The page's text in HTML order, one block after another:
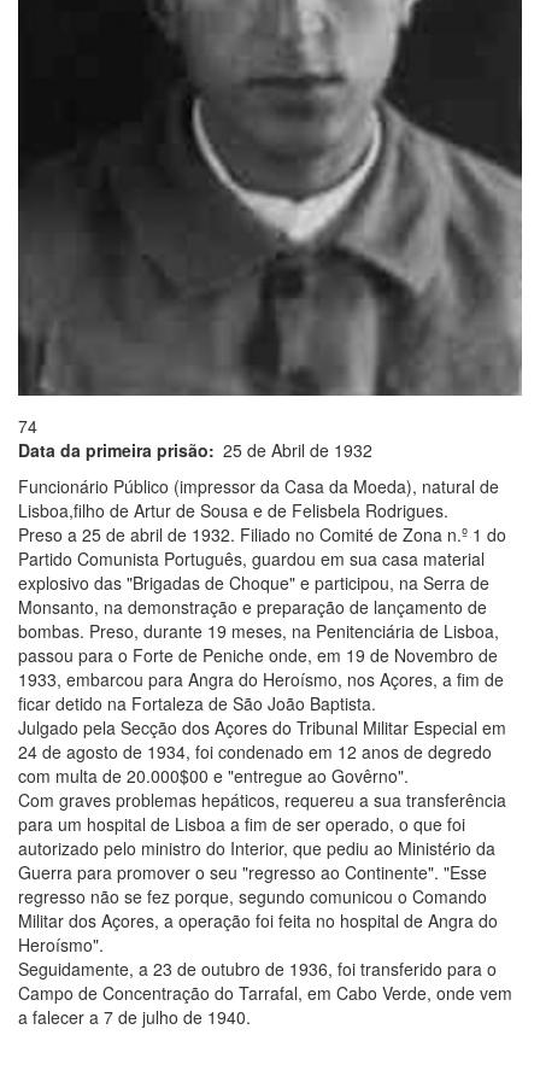
74
Data da primeira prisão
25 de Abril de 1932
Funcionário Público (impressor da Casa da Moeda), natural de
Lisboa,filho de Artur de Sousa e de Felisbela Rodrigues.
Preso a 25 de abril de 1932. Filiado no Comité de Zona n.º 1 do
Partido Comunista Português, guardou em sua casa material
explosivo das "Brigadas de Choque" e participou, na Serra de
Monsanto, na demonstração e preparação de lançamento de
bombas. Preso, durante 19 meses, na Penitenciária de Lisboa,
passou para o Forte de Peniche onde, em 19 de Novembro de
1933, embarcou para Angra do Heroísmo, nos Açores, a fim de
ficar detido na Fortaleza de São João Baptista.
Julgado pela Secção dos Açores do Tribunal Militar Especial em
24 de agosto de 1934, foi condenado em 12 anos de degredo
com multa de 20.000$00 e "entregue ao Govêrno".
Com graves problemas hepáticos, requereu a sua transferência
para um hospital de Lisboa a fim de ser operado, o que foi
autorizado pelo ministro do Interior, que pediu ao Ministério da
Guerra para promover o seu "regresso ao Continente". "Esse
regresso não se fez porque, segundo comunicou o Comando
Militar dos Açores, a operação foi feita no hospital de Angra do
Heroísmo".
Seguidamente, a 23 de outubro de 1936, foi transferido para o
Campo de Concentração do Tarrafal, em Cabo Verde, onde vem
a falecer a 7 de julho de 1940.